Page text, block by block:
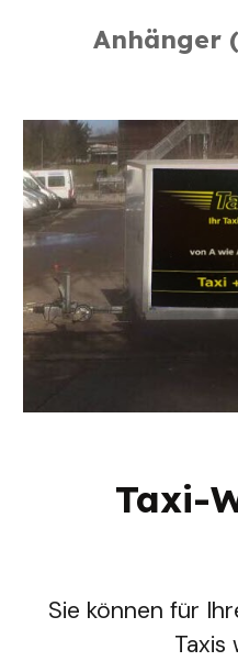
Anhänger
Taxi-
Sie können für
Taxis